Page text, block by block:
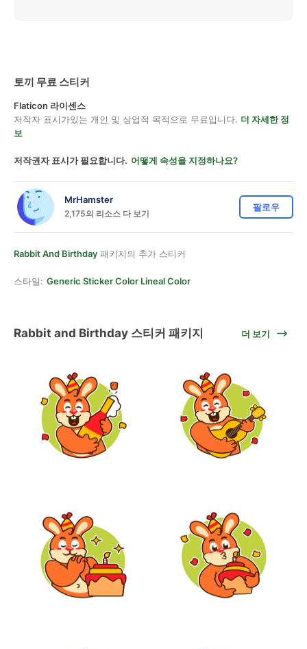
토끼 무료 스티커
Flaticon 라이센스
저작자 표시가있는 개인 및 상업적 목적으로 무료입니다. 더 자세한 정
보
저작권자 표시가 필요합니다. 어떻게 속성을 지정하나요?
MrHamster
2,175의 리소스 다 보기
팔로우
Rabbit And Birthday 패키지의 추가 스티커
스타일: Generic Sticker Color Lineal Color
Rabbit and Birthday 스티커 패키지 더 보기